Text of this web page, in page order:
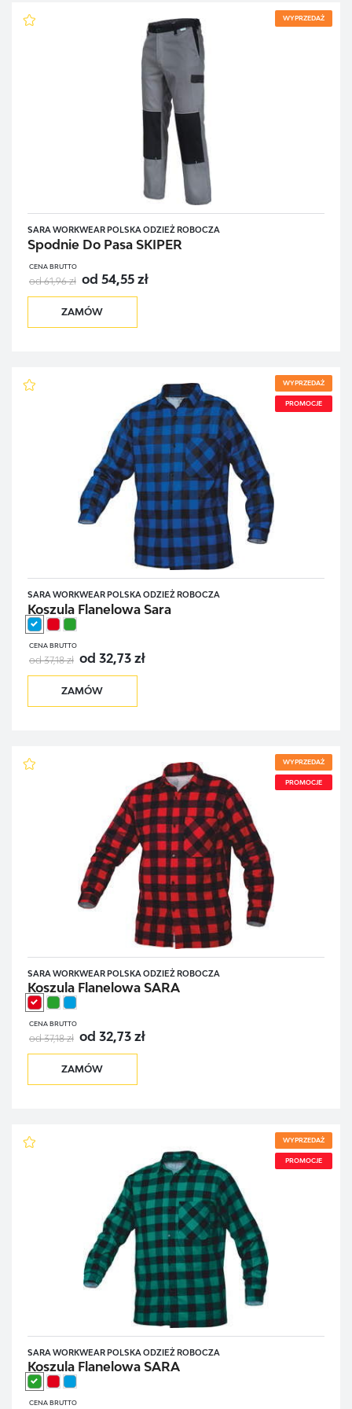
WYPRZEDAŻ
SARA WORKWEAR POLSKA ODZIEŻ ROBOCZA
Spodnie Do Pasa SKIPER
CENA BRUTTO
od 61,96 zł od 54,55 zł
ZAMÓW
WYPRZEDAŻ
PROMOCJE
SARA WORKWEAR POLSKA ODZIEŻ ROBOCZA
Koszula Flanelowa Sara
CENA BRUTTO
od 37,18 zł od 32,73 zł
ZAMÓW
WYPRZEDAŻ
PROMOCJE
SARA WORKWEAR POLSKA ODZIEŻ ROBOCZA
Koszula Flanelowa SARA
CENA BRUTTO
od 37,18 zł od 32,73 zł
ZAMÓW
WYPRZEDAŻ
PROMOCJE
SARA WORKWEAR POLSKA ODZIEŻ ROBOCZA
Koszula Flanelowa SARA
CENA BRUTTO